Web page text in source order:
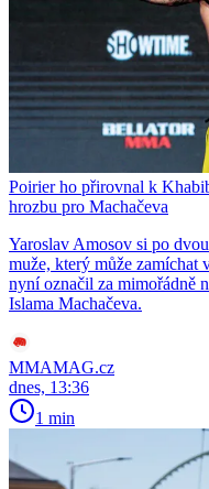
Poirier ho přirovnal k
hrozbu pro Machačeva
Yaroslav Amosov si po
muže, který může zamíchat
nyní označil za mimořádně
Islama Machačeva.
MMAMAG.cz
dnes, 13:36
1 min